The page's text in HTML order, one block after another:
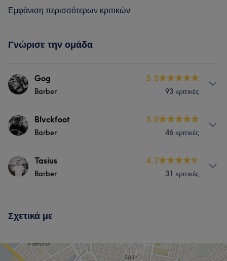
Εμφάνιση περισσότερων κριτικών
Γνώρισε την ομάδα
Gog
Barber
5.0
93 κριτικές
Υπηρεσίες
Τι λένε οι πελάτες μας για Gog
Knowledgeable
Blvckfoot
Barber
5.0
46 κριτικές
Υπηρεσίες
Tasius
Barber
4.7
31 κριτικές
Μασάζ
Τι λένε οι πελάτες μας για Tasius
Σχετικά με